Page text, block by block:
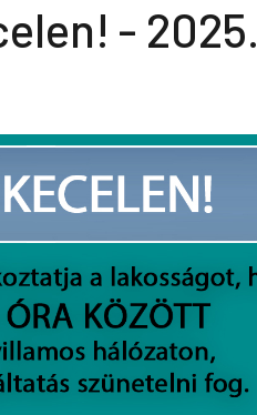
- 2025.